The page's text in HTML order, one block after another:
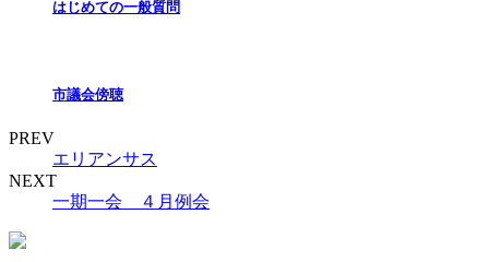
はじめての一般質問
市議会傍聴
PREV
エリアンサス
NEXT
一期一会 ４月例会